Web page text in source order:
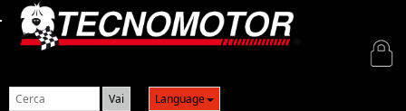
Language
Login